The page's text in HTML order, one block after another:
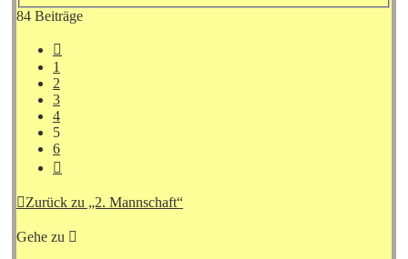
84 Beiträge
1
2
3
4
5
6
Zurück zu „2. Mannschaft“
Gehe zu